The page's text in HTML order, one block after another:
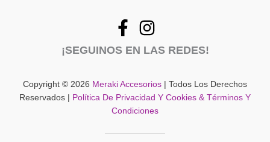
del
¡SEGUINOS EN LAS REDES!
Copyright © 2026 Meraki Accesorios | Todos Los Derechos
Reservados |
Política De Privacidad Y Cookies & Términos Y
Condiciones